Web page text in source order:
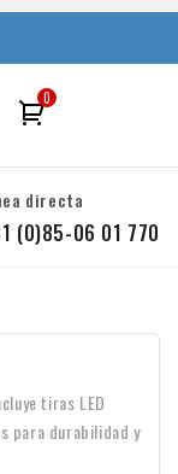
0
directa
(0)85-06 01 770
tiras LED
para durabilidad y